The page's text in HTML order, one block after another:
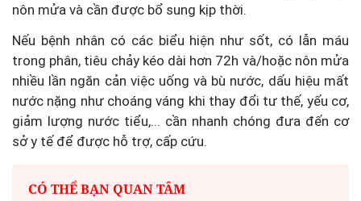
nôn mửa và cần được bổ sung kịp thời.
Nếu bệnh nhân có các biểu hiện như sốt, có lẫn máu
trong phân, tiêu chảy kéo dài hơn 72h và/hoặc nôn mửa
nhiều lần ngăn cản việc uống và bù nước, dấu hiệu mất
nước nặng như choáng váng khi thay đổi tư thế, yếu cơ,
giảm lượng nước tiểu,... cần nhanh chóng đưa đến cơ
sở y tế để được hỗ trợ, cấp cứu.
CÓ THỂ BẠN QUAN TÂM